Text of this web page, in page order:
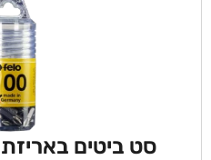
סט ביטים באריזת